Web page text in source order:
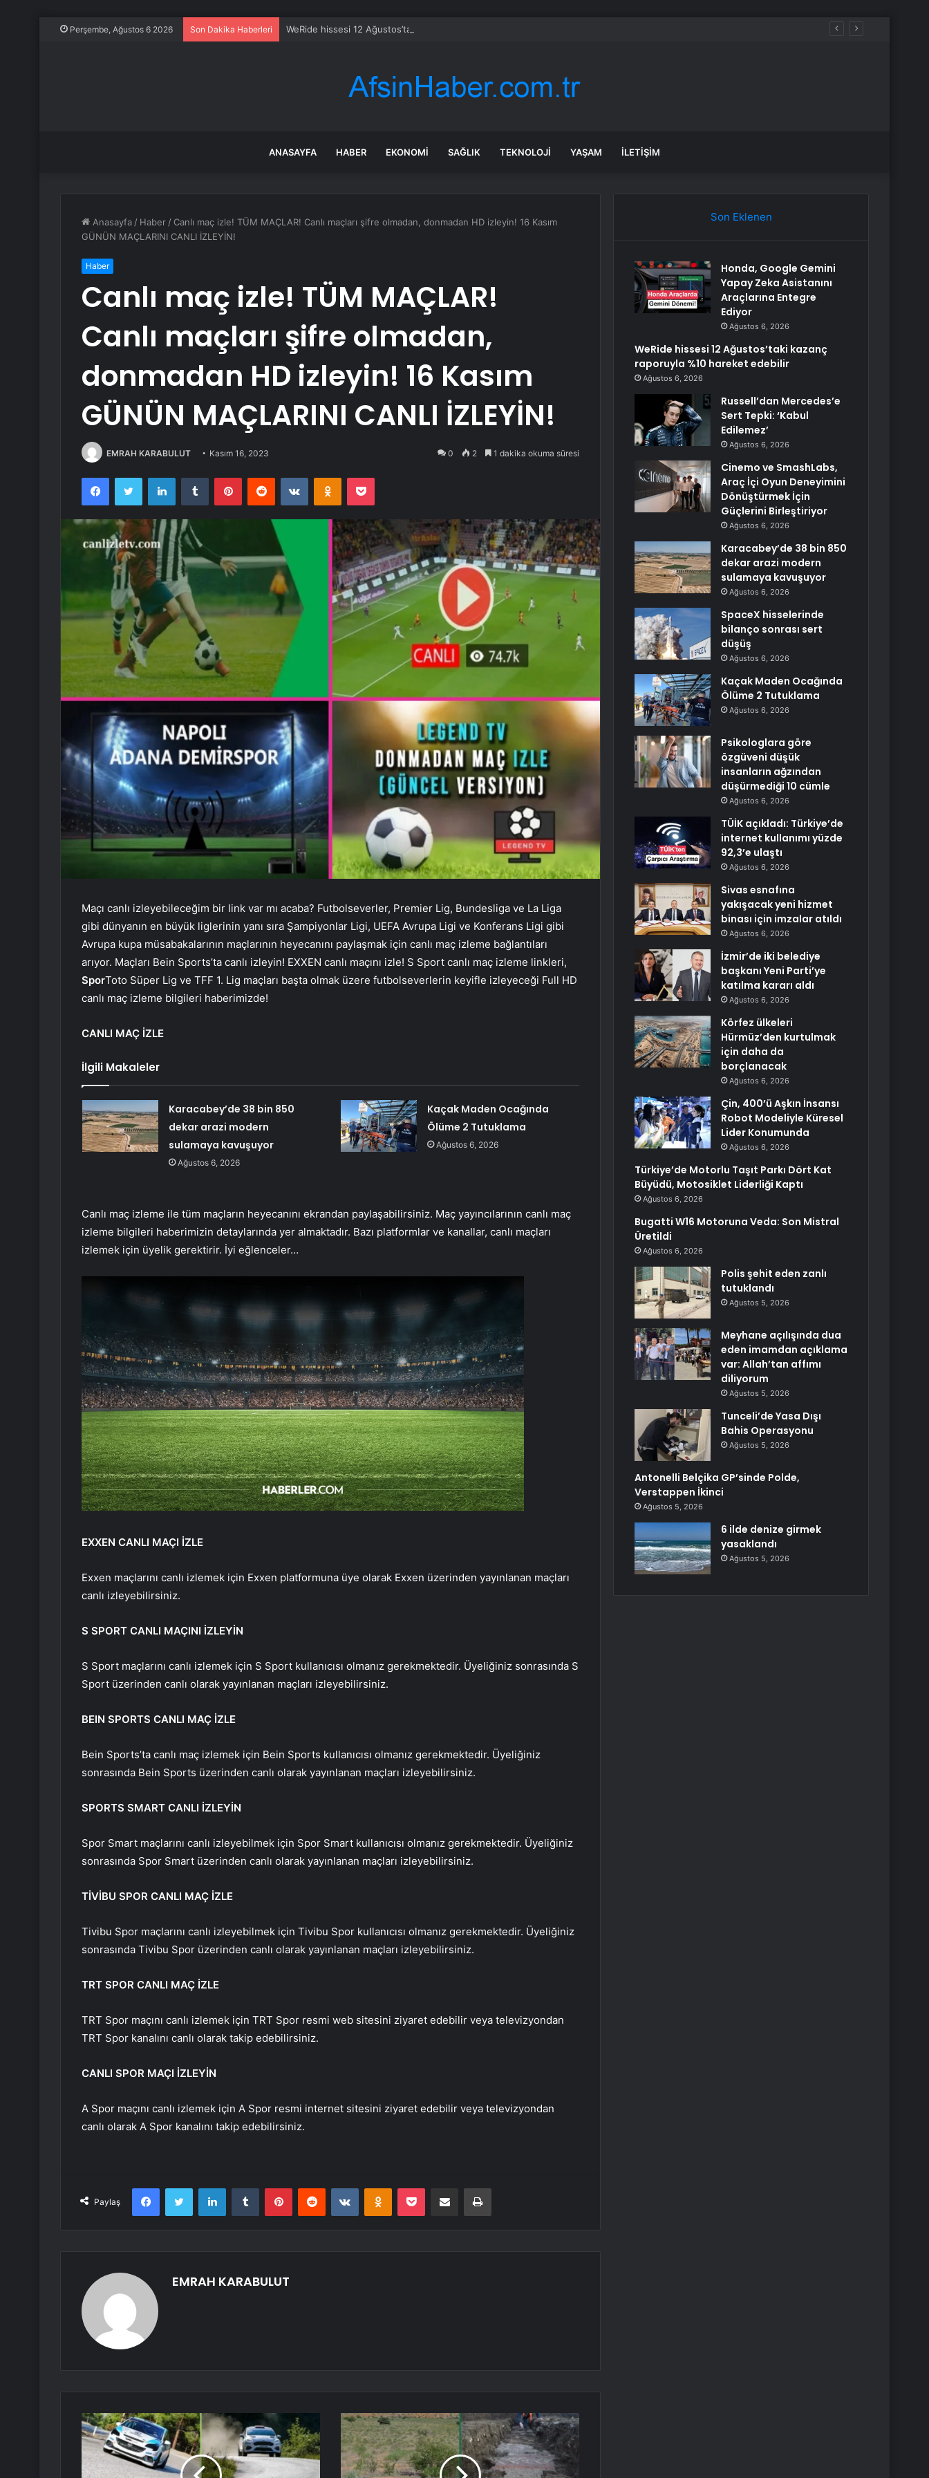
Perşembe, Ağustos 6 2026 Son Dakika Haberleri WeRide hissesi 12 Ağustos’taki kazanç raporuyla %10 hareket edebilir
ANASAYFA HABER EKONOMI SAĞLIK TEKNOLOJI YAŞAM İLETIŞIM
Anasayfa / Haber / Canlı maç izle! TÜM MAÇLAR! Canlı maçları şifre olmadan, donmadan HD izleyin! 16 Kasım
GÜNÜN MAÇLARINI CANLI İZLEYİN!
Haber
Canlı maç izle! TÜM MAÇLAR!
Canlı maçları şifre olmadan,
donmadan HD izleyin! 16 Kasım
GÜNÜN MAÇLARINI CANLI İZLEYİN!
EMRAH KARABULUT Kasım 16, 2023 0 2 1 dakika okuma süresi
FacebookTwitter LinkedInTumblr PinterestReddit VKontakteOdnoklassniki
Pocket
Maçı canlı izleyebileceğim bir link var mı acaba? Futbolseverler, Premier Lig, Bundesliga ve La Liga
gibi dünyanın en büyük liglerinin yanı sıra Şampiyonlar Ligi, UEFA Avrupa Ligi ve Konferans Ligi gibi
Avrupa kupa müsabakalarının maçlarının heyecanını paylaşmak için canlı maç izleme bağlantıları
arıyor. Maçları Bein Sports’ta canlı izleyin! EXXEN canlı maçını izle! S Sport canlı maç izleme linkleri,
SporToto Süper Lig ve TFF 1. Lig maçları başta olmak üzere futbolseverlerin keyifle izleyeceği Full HD
canlı maç izleme bilgileri haberimizde!
CANLI MAÇ İZLE
İlgili Makaleler
Karacabey’de 38 bin 850
dekar arazi modern
sulamaya kavuşuyor
Ağustos 6, 2026
Kaçak Maden Ocağında
Ölüme 2 Tutuklama
Ağustos 6, 2026
Canlı maç izleme ile tüm maçların heyecanını ekrandan paylaşabilirsiniz. Maç yayıncılarının canlı maç
izleme bilgileri haberimizin detaylarında yer almaktadır. Bazı platformlar ve kanallar, canlı maçları
izlemek için üyelik gerektirir. İyi eğlenceler…
EXXEN CANLI MAÇI İZLE
Exxen maçlarını canlı izlemek için Exxen platformuna üye olarak Exxen üzerinden yayınlanan maçları
canlı izleyebilirsiniz.
S SPORT CANLI MAÇINI İZLEYİN
S Sport maçlarını canlı izlemek için S Sport kullanıcısı olmanız gerekmektedir. Üyeliğiniz sonrasında S
Sport üzerinden canlı olarak yayınlanan maçları izleyebilirsiniz.
BEIN SPORTS CANLI MAÇ İZLE
Bein Sports’ta canlı maç izlemek için Bein Sports kullanıcısı olmanız gerekmektedir. Üyeliğiniz
sonrasında Bein Sports üzerinden canlı olarak yayınlanan maçları izleyebilirsiniz.
SPORTS SMART CANLI İZLEYİN
Spor Smart maçlarını canlı izleyebilmek için Spor Smart kullanıcısı olmanız gerekmektedir. Üyeliğiniz
sonrasında Spor Smart üzerinden canlı olarak yayınlanan maçları izleyebilirsiniz.
TİVİBU SPOR CANLI MAÇ İZLE
Tivibu Spor maçlarını canlı izleyebilmek için Tivibu Spor kullanıcısı olmanız gerekmektedir. Üyeliğiniz
sonrasında Tivibu Spor üzerinden canlı olarak yayınlanan maçları izleyebilirsiniz.
TRT SPOR CANLI MAÇ İZLE
TRT Spor maçını canlı izlemek için TRT Spor resmi web sitesini ziyaret edebilir veya televizyondan
TRT Spor kanalını canlı olarak takip edebilirsiniz.
CANLI SPOR MAÇI İZLEYİN
A Spor maçını canlı izlemek için A Spor resmi internet sitesini ziyaret edebilir veya televizyondan
canlı olarak A Spor kanalını takip edebilirsiniz.
Paylaş
FacebookTwitter LinkedInTumblr PinterestReddit VKontakteOdnoklassniki
Pocket E-Posta ile paylaş Yazdır
EMRAH KARABULUT
Son Eklenen
Honda, Google Gemini
Yapay Zeka Asistanını
Araçlarına Entegre
Ediyor
Ağustos 6, 2026
WeRide hissesi 12 Ağustos’taki kazanç
raporuyla %10 hareket edebilir
Ağustos 6, 2026
Russell’dan Mercedes’e
Sert Tepki: ‘Kabul
Edilemez’
Ağustos 6, 2026
Cinemo ve SmashLabs,
Araç İçi Oyun Deneyimini
Dönüştürmek İçin
Güçlerini Birleştiriyor
Ağustos 6, 2026
Karacabey’de 38 bin 850
dekar arazi modern
sulamaya kavuşuyor
Ağustos 6, 2026
SpaceX hisselerinde
bilanço sonrası sert
düşüş
Ağustos 6, 2026
Kaçak Maden Ocağında
Ölüme 2 Tutuklama
Ağustos 6, 2026
Psikologlara göre
özgüveni düşük
insanların ağzından
düşürmediği 10 cümle
Ağustos 6, 2026
TÜİK açıkladı: Türkiye’de
internet kullanımı yüzde
92,3’e ulaştı
Ağustos 6, 2026
Sivas esnafına
yakışacak yeni hizmet
binası için imzalar atıldı
Ağustos 6, 2026
İzmir’de iki belediye
başkanı Yeni Parti’ye
katılma kararı aldı
Ağustos 6, 2026
Körfez ülkeleri
Hürmüz’den kurtulmak
için daha da
borçlanacak
Ağustos 6, 2026
Çin, 400’ü Aşkın İnsansı
Robot Modeliyle Küresel
Lider Konumunda
Ağustos 6, 2026
Türkiye’de Motorlu Taşıt Parkı Dört Kat
Büyüdü, Motosiklet Liderliği Kaptı
Ağustos 6, 2026
Bugatti W16 Motoruna Veda: Son Mistral
Üretildi
Ağustos 6, 2026
Polis şehit eden zanlı
tutuklandı
Ağustos 5, 2026
Meyhane açılışında dua
eden imamdan açıklama
var: Allah’tan affımı
diliyorum
Ağustos 5, 2026
Tunceli’de Yasa Dışı
Bahis Operasyonu
Ağustos 5, 2026
Antonelli Belçika GP’sinde Polde,
Verstappen İkinci
Ağustos 5, 2026
6 ilde denize girmek
yasaklandı
Ağustos 5, 2026